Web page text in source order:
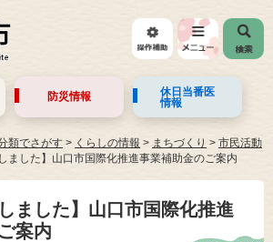
防災情報
休日当番医
情報
類でさがす > くらしの情報 > まちづくり > 市民活動
ました】山口市国際化推進事業補助金のご案内
ました】山口市国際化推進
案内